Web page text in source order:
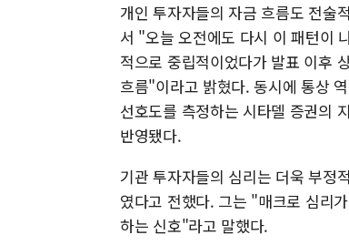
개인 투자자들의 자금 흐름도 전술
서 "오늘 오전에도 다시 이 패턴이
적으로 중립적이었다가 발표 이후
흐름"이라고 밝혔다. 동시에 통상
선호도를 측정하는 시타델 증권의
반영됐다.
기관 투자자들의 심리는 더욱 부정
였다고 전했다. 그는 "매크로 심리
하는 신호"라고 말했다.